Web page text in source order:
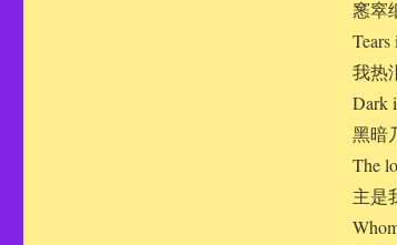
窸窣
Tears
我热
Dark
黑暗
The
主是